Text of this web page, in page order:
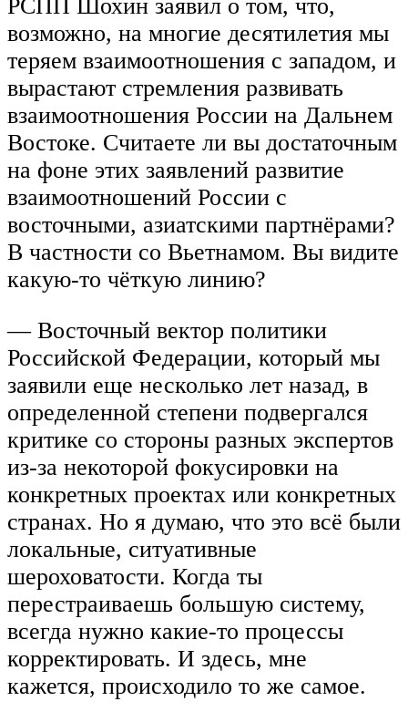
РСПП Шохин заявил о том, что,
возможно, на многие десятилетия мы
теряем взаимоотношения с западом, и
вырастают стремления развивать
взаимоотношения России на Дальнем
Востоке. Считаете ли вы достаточным
на фоне этих заявлений развитие
взаимоотношений России с
восточными, азиатскими партнёрами?
В частности со Вьетнамом. Вы видите
какую-то чёткую линию?
— Восточный вектор политики
Российской Федерации, который мы
заявили еще несколько лет назад, в
определенной степени подвергался
критике со стороны разных экспертов
из-за некоторой фокусировки на
конкретных проектах или конкретных
странах. Но я думаю, что это всё были
локальные, ситуативные
шероховатости. Когда ты
перестраиваешь большую систему,
всегда нужно какие-то процессы
корректировать. И здесь, мне
кажется, происходило то же самое.